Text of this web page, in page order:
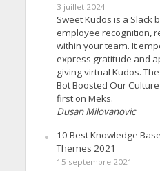
3 juillet 2024
Sweet Kudos is a Slack
employee recognition,
within your team. It
express gratitude and
giving virtual Kudos.
Bot Boosted Our
first on Meks.
Dusan Milovanovic
10 Best Knowledge
Themes 2021
15 septembre 2021